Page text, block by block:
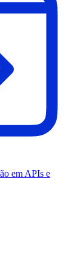
em APIs e